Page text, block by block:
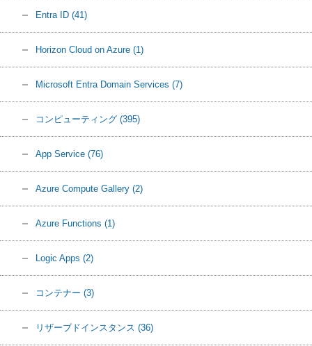
Entra ID (41)
Horizon Cloud on Azure (1)
Microsoft Entra Domain Services (7)
コンピューティング (395)
App Service (76)
Azure Compute Gallery (2)
Azure Functions (1)
Logic Apps (2)
コンテナー (3)
リザーブドインスタンス (36)